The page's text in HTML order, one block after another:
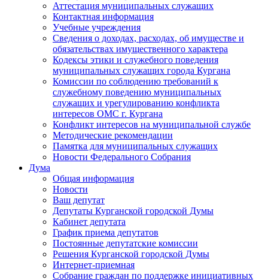
Аттестация муниципальных служащих
Контактная информация
Учебные учреждения
Сведения о доходах, расходах, об имуществе и
обязательствах имущественного характера
Кодексы этики и служебного поведения
муниципальных служащих города Кургана
Комиссии по соблюдению требований к
служебному поведению муниципальных
служащих и урегулированию конфликта
интересов ОМС г. Кургана
Конфликт интересов на муниципальной службе
Методические рекомендации
Памятка для муниципальных служащих
Новости Федерального Cобрания
Дума
Общая информация
Новости
Ваш депутат
Депутаты Курганской городской Думы
Кабинет депутата
График приема депутатов
Постоянные депутатские комиссии
Решения Курганской городской Думы
Интернет-приемная
Собрание граждан по поддержке инициативных